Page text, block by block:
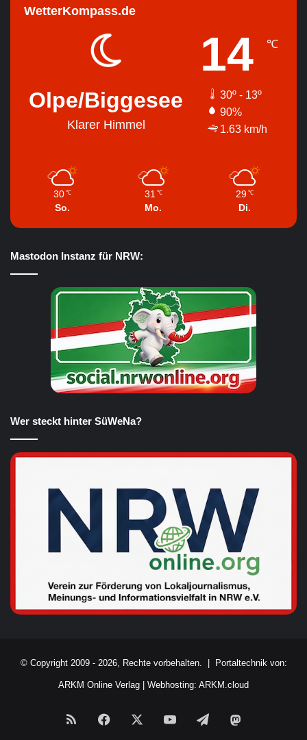
WetterKompass.de
Olpe/Biggesee
Klarer Himmel
14 ℃
30º - 13º
90%
1.63 km/h
30 ℃
So.
31 ℃
Mo.
29 ℃
Di.
Mastodon Instanz für NRW:
Wer steckt hinter SüWeNa?
© Copyright 2009 - 2026, Rechte vorbehalten. | Portaltechnik von:
ARKM Online Verlag Webhosting: ARKM.cloud
RSS Facebook YouTubeTelegram